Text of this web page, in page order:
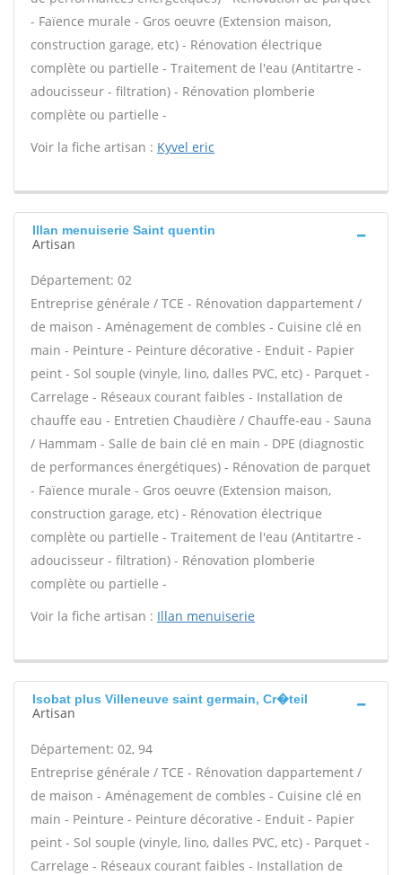
- Faïence murale - Gros oeuvre (Extension maison,
construction garage, etc) - Rénovation électrique
complète ou partielle - Traitement de l'eau (Antitartre -
adoucisseur - filtration) - Rénovation plomberie
complète ou partielle -
Voir la fiche artisan : Kyvel eric
Illan menuiserie Saint quentin
Artisan
Département: 02
Entreprise générale / TCE - Rénovation dappartement /
de maison - Aménagement de combles - Cuisine clé en
main - Peinture - Peinture décorative - Enduit - Papier
peint - Sol souple (vinyle, lino, dalles PVC, etc) - Parquet -
Carrelage - Réseaux courant faibles - Installation de
chauffe eau - Entretien Chaudière / Chauffe-eau - Sauna
/ Hammam - Salle de bain clé en main - DPE (diagnostic
de performances énergétiques) - Rénovation de parquet
- Faïence murale - Gros oeuvre (Extension maison,
construction garage, etc) - Rénovation électrique
complète ou partielle - Traitement de l'eau (Antitartre -
adoucisseur - filtration) - Rénovation plomberie
complète ou partielle -
Voir la fiche artisan : Illan menuiserie
Isobat plus Villeneuve saint germain, Cr�teil
Artisan
Département: 02, 94
Entreprise générale / TCE - Rénovation dappartement /
de maison - Aménagement de combles - Cuisine clé en
main - Peinture - Peinture décorative - Enduit - Papier
peint - Sol souple (vinyle, lino, dalles PVC, etc) - Parquet -
Carrelage - Réseaux courant faibles - Installation de